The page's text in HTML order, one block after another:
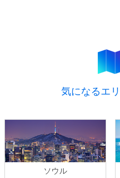
気になるエ
ソウル